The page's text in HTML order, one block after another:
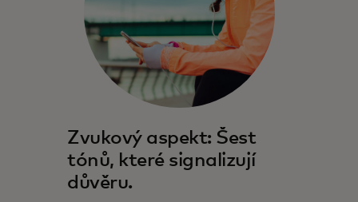
Zvukový aspekt: Šest
tónů, které signalizují
důvěru.